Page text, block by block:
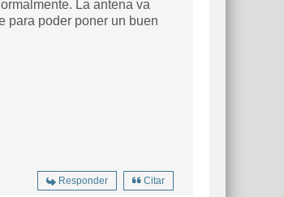
La antena va
para poder poner un buen
Responder Citar